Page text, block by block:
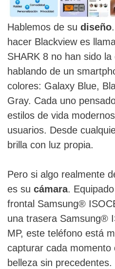
Hablemos de su diseño
hacer Blackview es
SHARK 8 no han sido
hablando de un
colores: Galaxy Blue,
Gray. Cada uno
estilos de vida
usuarios. Desde
brilla con luz propia.
Pero si algo realmente
es su cámara.
frontal Samsung®
una trasera Samsung®
MP, este teléfono está
capturar cada momento
belleza sin